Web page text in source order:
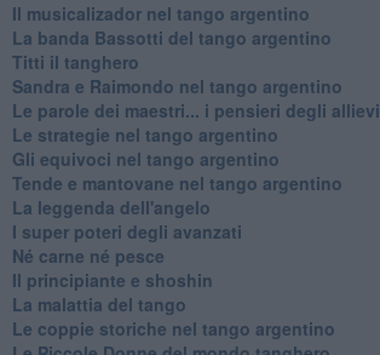
Il musicalizador nel tango argentino
La banda Bassotti del tango argentino
Titti il tanghero
Sandra e Raimondo nel tango argentino
Le parole dei maestri... i pensieri degli allievi
Le strategie nel tango argentino
Gli equivoci nel tango argentino
Tende e mantovane nel tango argentino
La leggenda dell'angelo
I super poteri degli avanzati
​Né carne né pesce
Il principiante e shoshin
La malattia del tango
Le coppie storiche nel tango argentino